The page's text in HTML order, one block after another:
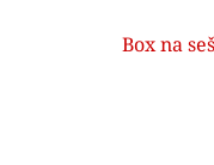
Box na